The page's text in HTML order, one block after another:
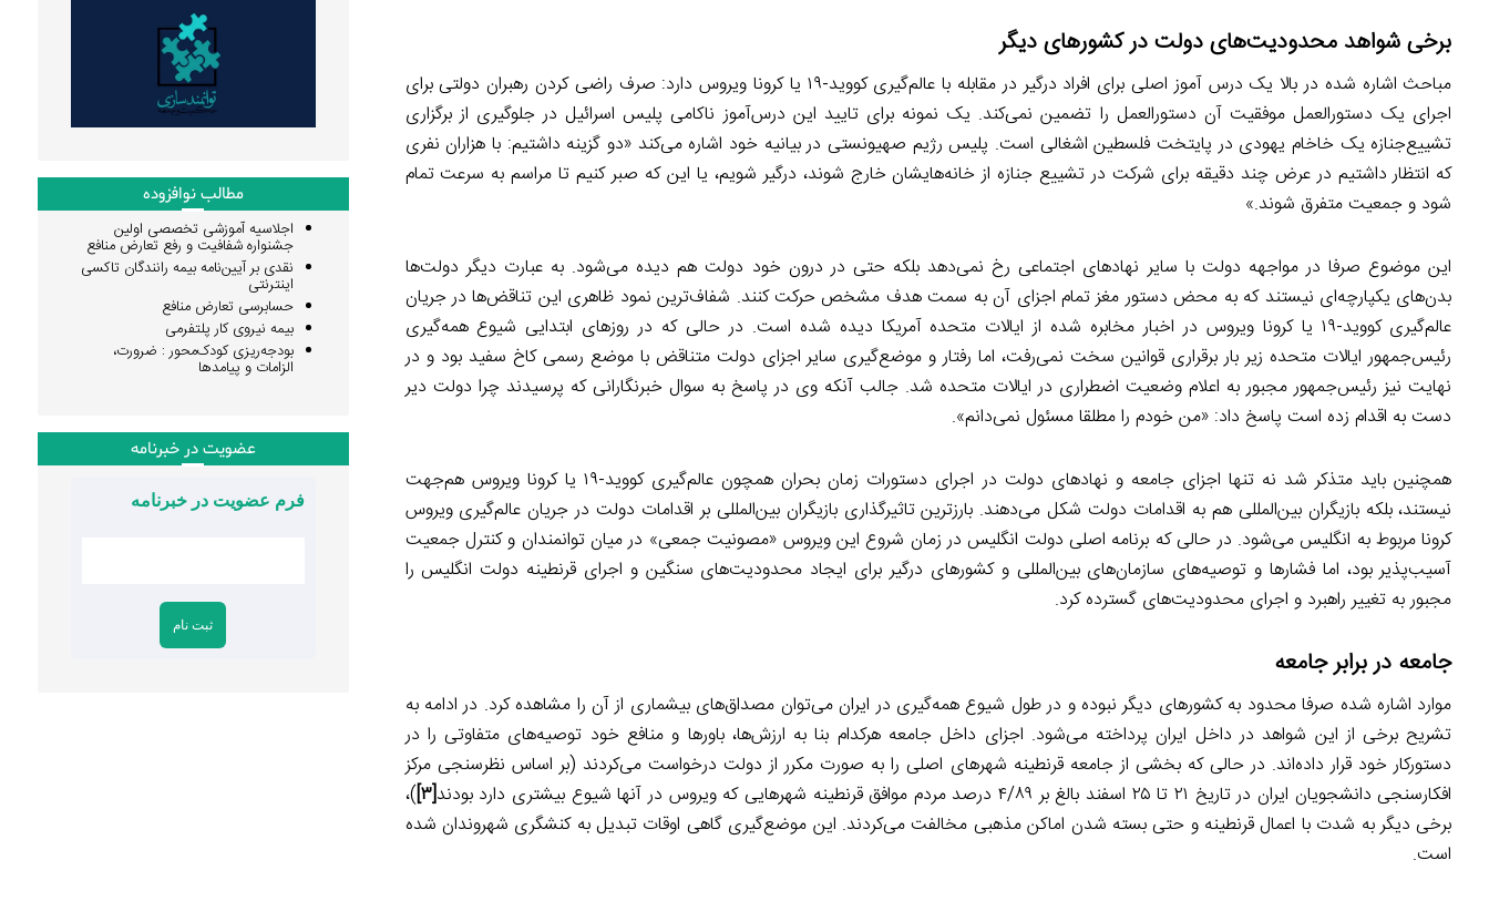
برخی شواهد محدودیت‌های دولت در کشورهای دیگر
مباحث اشاره شده در بالا یک درس آموز اصلی برای افراد درگیر در مقابله با عالم‌گیری کووید-۱۹ یا کرونا ویروس دارد: صرف راضی کردن رهبران دولتی برای
اجرای یک دستورالعمل موفقیت آن دستورالعمل را تضمین نمی‌کند. یک نمونه برای تایید این درس‌آموز ناکامی پلیس اسرائیل در جلوگیری از برگزاری
تشییع‌جنازه یک خاخام یهودی در پایتخت فلسطین اشغالی است. پلیس رژیم صهیونستی در بیانیه خود اشاره می‌کند «دو گزینه داشتیم: با هزاران نفری
که انتظار داشتیم در عرض چند دقیقه برای شرکت در تشییع جنازه از خانه‌هایشان خارج شوند، درگیر شویم، یا این که صبر کنیم تا مراسم به سرعت تمام
شود و جمعیت متفرق شوند.»
این موضوع صرفا در مواجهه دولت با سایر نهادهای اجتماعی رخ نمی‌دهد بلکه حتی در درون خود دولت هم دیده می‌شود. به عبارت دیگر دولت‌ها
بدن‌های یکپارچه‌ای نیستند که به محض دستور مغز تمام اجزای آن به سمت هدف مشخص حرکت کنند. شفاف‌ترین نمود ظاهری این تناقض‌ها در جریان
عالم‌گیری کووید-۱۹ یا کرونا ویروس در اخبار مخابره شده از ایالات متحده آمریکا دیده شده است. در حالی که در روزهای ابتدایی شیوع همه‌گیری
رئیس‌جمهور ایالات متحده زیر بار برقراری قوانین سخت نمی‌رفت، اما رفتار و موضع‌گیری سایر اجزای دولت متناقض با موضع رسمی کاخ سفید بود و در
نهایت نیز رئیس‌جمهور مجبور به اعلام وضعیت اضطراری در ایالات متحده شد. جالب آنکه وی در پاسخ به سوال خبرنگارانی که پرسیدند چرا دولت دیر
دست به اقدام زده است پاسخ داد: «من خودم را مطلقا مسئول نمی‌دانم».
همچنین باید متذکر شد نه تنها اجزای جامعه و نهادهای دولت در اجرای دستورات زمان بحران همچون عالم‌گیری کووید-۱۹ یا کرونا ویروس هم‌جهت
نیستند، بلکه بازیگران بین‌المللی هم به اقدامات دولت شکل می‌دهند. بارزترین تاثیرگذاری بازیگران بین‌المللی بر اقدامات دولت در جریان عالم‌گیری ویروس
کرونا مربوط به انگلیس می‌شود. در حالی که برنامه اصلی دولت انگلیس در زمان شروع این ویروس «مصونیت جمعی» در میان توانمندان و کنترل جمعیت
آسیب‌پذیر بود، اما فشارها و توصیه‌های سازمان‌های بین‌المللی و کشورهای درگیر برای ایجاد محدودیت‌های سنگین و اجرای قرنطینه دولت انگلیس را
مجبور به تغییر راهبرد و اجرای محدودیت‌های گسترده کرد.
جامعه در برابر جامعه
موارد اشاره شده صرفا محدود به کشورهای دیگر نبوده و در طول شیوع همه‌گیری در ایران می‌توان مصداق‌های بیشماری از آن را مشاهده کرد. در ادامه به
تشریح برخی از این شواهد در داخل ایران پرداخته می‌شود. اجزای داخل جامعه هرکدام بنا به ارزش‌ها، باورها و منافع خود توصیه‌های متفاوتی را در
دستورکار خود قرار داده‌اند. در حالی که بخشی از جامعه قرنطینه شهرهای اصلی را به صورت مکرر از دولت درخواست می‌کردند (بر اساس نظرسنجی مرکز
افکارسنجی دانشجویان ایران در تاریخ ۲۱ تا ۲۵ اسفند بالغ بر ۴/۸۹ درصد مردم موافق قرنطینه شهرهایی که ویروس در آنها شیوع بیشتری دارد بودند
[۳] )،
برخی دیگر به شدت با اعمال قرنطینه و حتی بسته شدن اماکن مذهبی مخالفت می‌کردند. این موضع‌گیری گاهی اوقات تبدیل به کنشگری شهروندان شده
است.
مطالب نوافزوده
اجلاسیه آموزشی تخصصی اولین
جشنواره شفافیت و رفع تعارض منافع
نقدی بر آیین‌نامه بیمه رانندگان تاکسی
اینترنتی
حسابرسی تعارض منافع
بیمه نیروی کار پلتفرمی
بودجه‌ریزی کودک‌محور : ضرورت،
الزامات و پیامدها
عضویت در خبرنامه
فرم عضویت در خبرنامه